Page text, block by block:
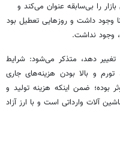
را بی‌سابقه عنوان می‌کند و
وجود داشت و روزهایی تعطیل بود
وجود نداشت.
تغییر دهد، متذکر می‌شود: شرایط
و بالا بودن هزینه‌های جاری
بوده؛ ضمن اینکه هزینه تولید و
آلات وارداتی است و با ارز آزاد